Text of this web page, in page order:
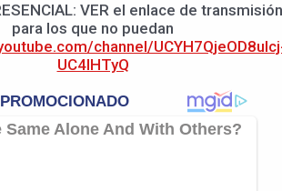
VER el enlace de transmisión
para los que no puedan
channel/
UC4IHTyQ